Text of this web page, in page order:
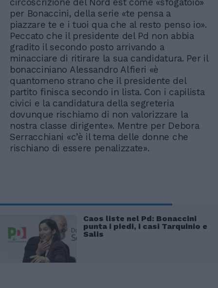
circoscrizione del Nord est come «sfogatoio»
per Bonaccini, della serie «te pensa a
piazzare te e i tuoi qua che al resto penso io».
Peccato che il presidente del Pd non abbia
gradito il secondo posto arrivando a
minacciare di ritirare la sua candidatura. Per il
bonacciniano Alessandro Alfieri «è
quantomeno strano che il presidente del
partito finisca secondo in lista. Con i capilista
civici e la candidatura della segreteria
dovunque rischiamo di non valorizzare la
nostra classe dirigente». Mentre per Debora
Serracchiani «c’è il tema delle donne che
rischiano di essere penalizzate».
Caos liste nel Pd: Bonaccini
punta i piedi, i casi Tarquinio e
Salis